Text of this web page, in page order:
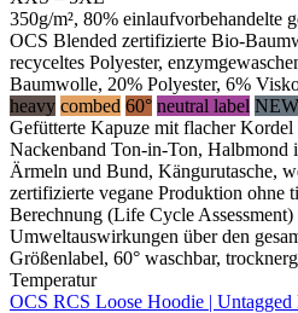
350g/m², 80% einlaufvorbehandelte
OCS Blended zertifizierte Bio-
recyceltes Polyester,
Baumwolle, 20% Polyester, 6%
heavy combed 60° neutral label
Gefütterte Kapuze mit flacher
Nackenband Ton-in-Ton, Halbmond
Ärmeln und Bund, Kängurutasche,
zertifizierte vegane Produktion ohne
Berechnung (Life Cycle
Umweltauswirkungen über den
Größenlabel, 60° waschbar,
Temperatur
OCS RCS Loose Hoodie | Untagged